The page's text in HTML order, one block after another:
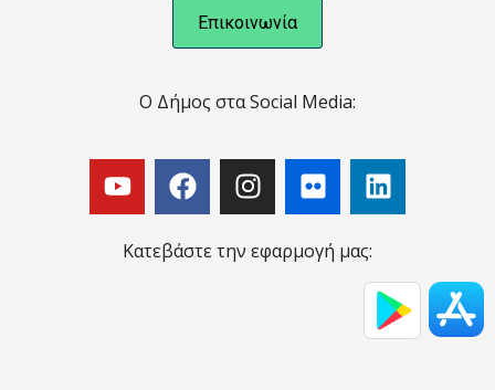
Επικοινωνία
Ο Δήμος στα Social Media:
Κατεβάστε την εφαρμογή μας: